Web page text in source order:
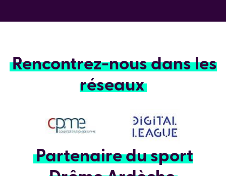
Rencontrez-nous dans les
réseaux
Partenaire du sport